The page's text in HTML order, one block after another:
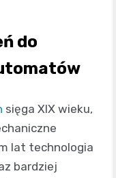
do
sięga XIX wieku,
lat technologia
bardziej